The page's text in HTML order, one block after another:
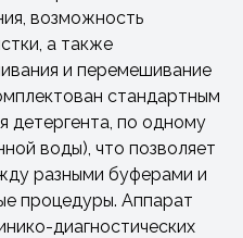
возможность
а также
и перемешивание
стандартным
детергента, по одному
воды), что позволяет
разными буферами и
процедуры. Аппарат
диагностических